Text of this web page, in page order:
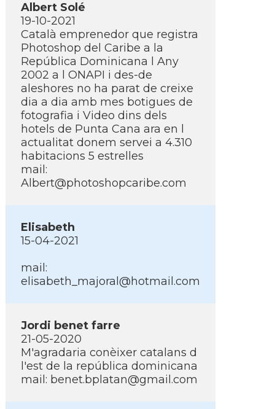
Albert Solé
19-10-2021
Català emprenedor que registra
Photoshop del Caribe a la
República Dominicana l Any
2002 a l ONAPI i des-de
aleshores no ha parat de creixe
dia a dia amb mes botigues de
fotografia i Video dins dels
hotels de Punta Cana ara en l
actualitat donem servei a 4.310
habitacions 5 estrelles
mail:
Albert@photoshopcaribe.com
Elisabeth
15-04-2021
mail:
elisabeth_majoral@hotmail.com
Jordi benet farre
21-05-2020
M'agradaria conèixer catalans d
l'est de la república dominicana
mail: benet.bplatan@gmail.com